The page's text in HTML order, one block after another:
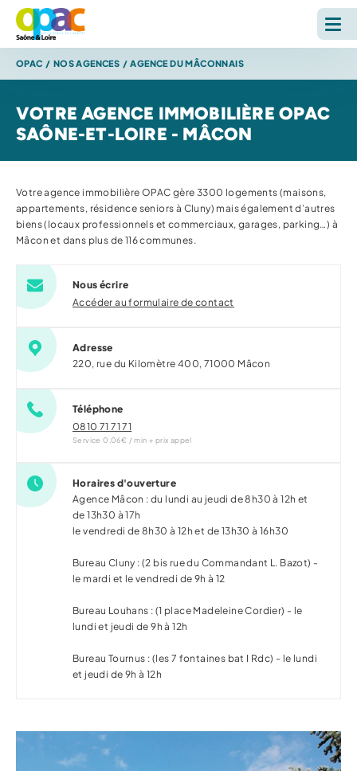
LOUER
ACHETER
L'OPAC
S'INFORMER
OPAC / NOS AGENCES / AGENCE DU MÂCONNAIS
VOTRE AGENCE IMMOBILIÈRE OPAC
SAÔNE-ET-LOIRE - MÂCON
Votre agence immobilière OPAC gère 3300 logements (maisons,
appartements, résidence seniors à Cluny) mais également d’autres
biens (locaux professionnels et commerciaux, garages, parking…) à
Mâcon et dans plus de 116 communes.
Nous écrire
Accéder au formulaire de contact
Adresse
220, rue du Kilomètre 400, 71000 Mâcon
Téléphone
0810 71 71 71
Service 0,06€ / min + prix appel
Horaires d'ouverture
Agence Mâcon : du lundi au jeudi de 8h30 à 12h et
de 13h30 à 17h
le vendredi de 8h30 à 12h et de 13h30 à 16h30
Bureau Cluny : (2 bis rue du Commandant L. Bazot) -
le mardi et le vendredi de 9h à 12
Bureau Louhans : (1 place Madeleine Cordier) - le
lundi et jeudi de 9h à 12h
Bureau Tournus : (les 7 fontaines bat I Rdc) - le lundi
et jeudi de 9h à 12h